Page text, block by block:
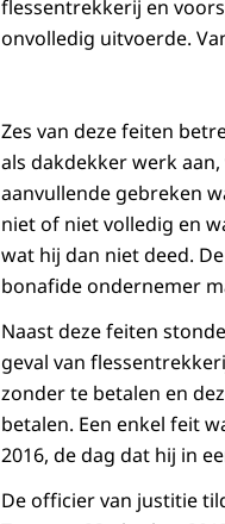
flessentrekkerij en
onvolledig uitvoerde.
Zes van deze feiten
als dakdekker werk
aanvullende gebreken
niet of niet volledig en
wat hij dan niet deed.
bonafide ondernemer
Naast deze feiten
geval van
zonder te betalen en
betalen. Een enkel feit
2016, de dag dat hij in
De officier van justitie